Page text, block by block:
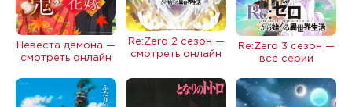
Невеста демона —
смотреть онлайн
Re:Zero 2 сезон —
смотреть онлайн
Re:Zero 3 сезон —
все серии